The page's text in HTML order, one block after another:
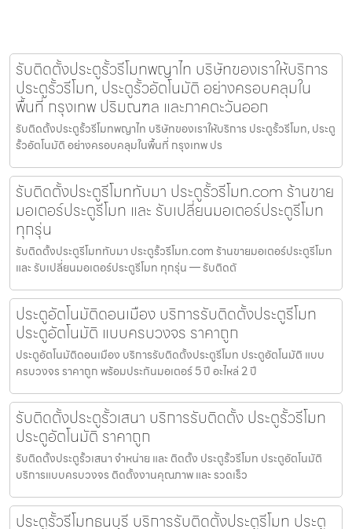
รับติดตั้งประตูรั้วรีโมทพญาไท บริษัทของเราให้บริการ
ประตูรั้วรีโมท, ประตูรั้วอัตโนมัติ อย่างครอบคลุมใน
พื้นที่ กรุงเทพ ปริมณฑล และภาคตะวันออก
รับติดตั้งประตูรั้วรีโมทพญาไท บริษัทของเราให้บริการ ประตูรั้วรีโมท, ประตู
รั้วอัตโนมัติ อย่างครอบคลุมในพื้นที่ กรุงเทพ ปร
รับติดตั้งประตูรีโมททับมา ประตูรั้วรีโมท.com ร้านขาย
มอเตอร์ประตูรีโมท และ รับเปลี่ยนมอเตอร์ประตูรีโมท
ทุกรุ่น
รับติดตั้งประตูรีโมททับมา ประตูรั้วรีโมท.com ร้านขายมอเตอร์ประตูรีโมท
และ รับเปลี่ยนมอเตอร์ประตูรีโมท ทุกรุ่น — รับติดตั
ประตูอัตโนมัติดอนเมือง บริการรับติดตั้งประตูรีโมท
ประตูอัตโนมัติ แบบครบวงจร ราคาถูก
ประตูอัตโนมัติดอนเมือง บริการรับติดตั้งประตูรีโมท ประตูอัตโนมัติ แบบ
ครบวงจร ราคาถูก พร้อมประกันมอเตอร์ 5 ปี อะไหล่ 2 ปี
รับติดตั้งประตูรั้วเสนา บริการรับติดตั้ง ประตูรั้วรีโมท
ประตูอัตโนมัติ ราคาถูก
รับติดตั้งประตูรั้วเสนา จำหน่าย และ ติดตั้ง ประตูรั้วรีโมท ประตูอัตโนมัติ
บริการแบบครบวงจร ติดตั้งงานคุณภาพ และ รวดเร็ว
ประตูรั้วรีโมทธนบุรี บริการรับติดตั้งประตูรีโมท ประตู